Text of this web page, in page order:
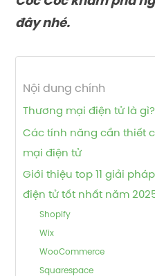
đây nhé.
Nội dung chính
Thương mại điện tử là gì?
Các tính năng cần thiết
mại điện tử
Giới thiệu top 11 giải
điện tử tốt nhất năm
Shopify
Wix
WooCommerce
Squarespace